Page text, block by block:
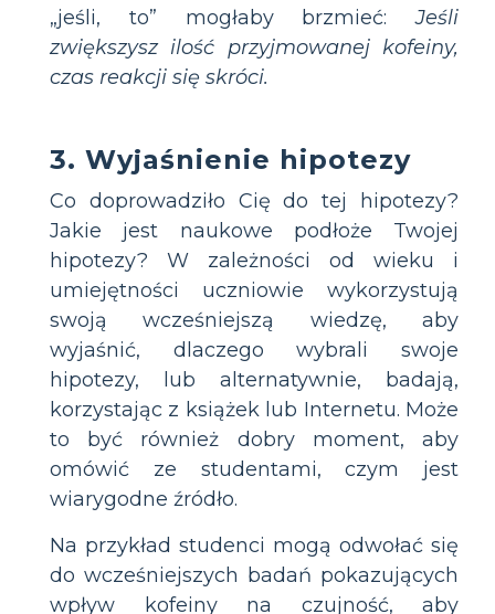
„jeśli, to” mogłaby brzmieć:Jeśli
zwiększysz ilość przyjmowanej kofeiny,
czas reakcji się skróci.
3. Wyjaśnienie hipotezy
Co doprowadziło Cię do tej hipotezy?
Jakie jest naukowe podłoże Twojej
hipotezy? W zależności od wieku i
umiejętności uczniowie wykorzystują
swoją wcześniejszą wiedzę, aby
wyjaśnić, dlaczego wybrali swoje
hipotezy, lub alternatywnie, badają,
korzystając z książek lub Internetu. Może
to być również dobry moment, aby
omówić ze studentami, czym jest
wiarygodne źródło.
Na przykład studenci mogą odwołać się
do wcześniejszych badań pokazujących
wpływ kofeiny na czujność, aby